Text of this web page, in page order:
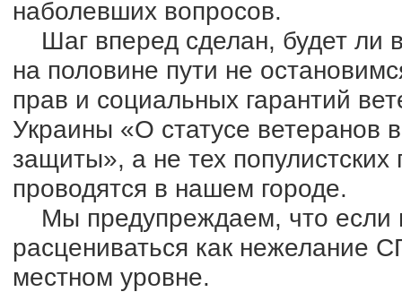
наболевших вопросов.
Шаг вперед сделан, будет ли
на половине пути не
прав и социальных гарантий
Украины «О статусе ветеранов
защиты», а не тех
проводятся в нашем городе.
Мы предупреждаем, что если
расцениваться как нежелание
местном уровне.